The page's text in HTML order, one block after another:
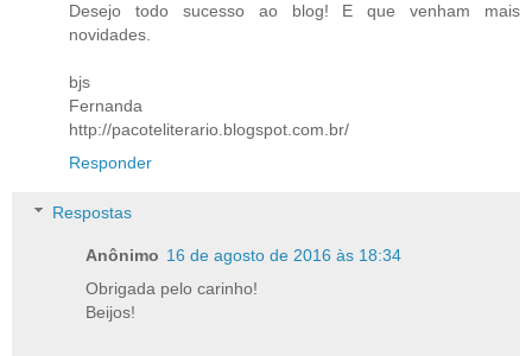
Desejo todo sucesso ao blog! E que venham mais
novidades.
bjs
Fernanda
http://pacoteliterario.blogspot.com.br/
Responder
Respostas
Anônimo 16 de agosto de 2016 às 18:34
Obrigada pelo carinho!
Beijos!